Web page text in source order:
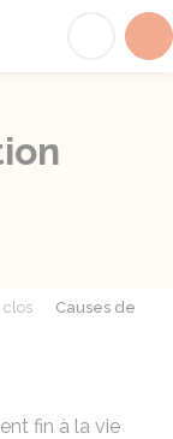
clos
Causes de
fin à la vie